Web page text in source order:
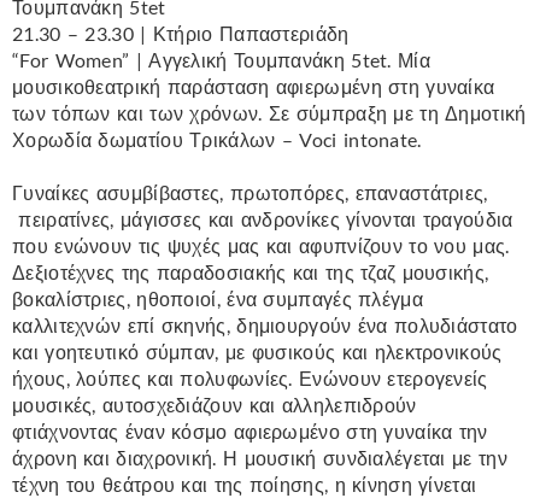
Τουμπανάκη 5tet
21.30 – 23.30 | Κτήριο Παπαστεριάδη
“For Women” | Αγγελική Τουμπανάκη 5tet. Μία
μουσικοθεατρική παράσταση αφιερωμένη στη γυναίκα
των τόπων και των χρόνων. Σε σύμπραξη με τη Δημοτική
Χορωδία δωματίου Τρικάλων – Voci intonate.
Γυναίκες ασυμβίβαστες, πρωτοπόρες, επαναστάτριες,
πειρατίνες, μάγισσες και ανδρονίκες γίνονται τραγούδια
που ενώνουν τις ψυχές μας και αφυπνίζουν το νου μας.
Δεξιοτέχνες της παραδοσιακής και της τζαζ μουσικής,
βοκαλίστριες, ηθοποιοί, ένα συμπαγές πλέγμα
καλλιτεχνών επί σκηνής, δημιουργούν ένα πολυδιάστατο
και γοητευτικό σύμπαν, με φυσικούς και ηλεκτρονικούς
ήχους, λούπες και πολυφωνίες. Ενώνουν ετερογενείς
μουσικές, αυτοσχεδιάζουν και αλληλεπιδρούν
φτιάχνοντας έναν κόσμο αφιερωμένο στη γυναίκα την
άχρονη και διαχρονική. Η μουσική συνδιαλέγεται με την
τέχνη του θεάτρου και της ποίησης, η κίνηση γίνεται